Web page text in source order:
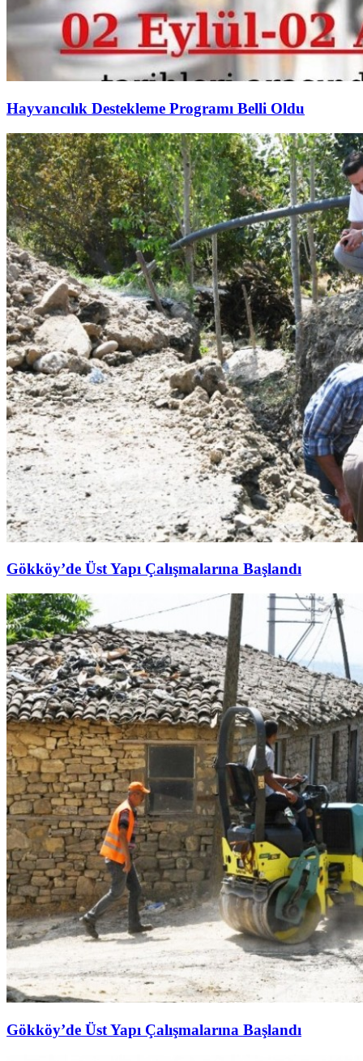
Hayvancılık Destekleme Programı Belli Oldu
Gökköy’de Üst Yapı Çalışmalarına Başlandı
Gökköy’de Üst Yapı Çalışmalarına Başlandı